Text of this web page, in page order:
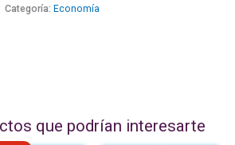
Categoría: Economía
que podrían interesarte